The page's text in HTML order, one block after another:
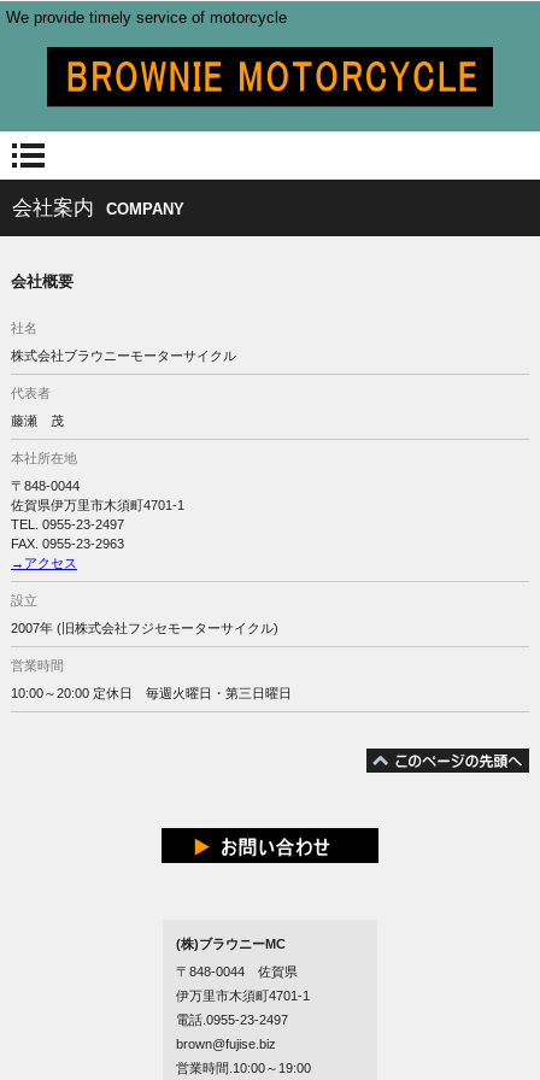
We provide timely service of motorcycle
会社案内 COMPANY
会社概要
社名
株式会社ブラウニーモーターサイクル
代表者
藤瀬 茂
本社所在地
〒848-0044
佐賀県伊万里市木須町4701-1
TEL. 0955-23-2497
FAX. 0955-23-2963
→アクセス
設立
2007年 (旧株式会社フジセモーターサイクル)
営業時間
10:00～20:00 定休日 毎週火曜日・第三日曜日
(株)ブラウニーMC
〒848-0044 佐賀県
伊万里市木須町4701-1
電話.0955-23-2497
brown@fujise.biz
営業時間.10:00～19:00